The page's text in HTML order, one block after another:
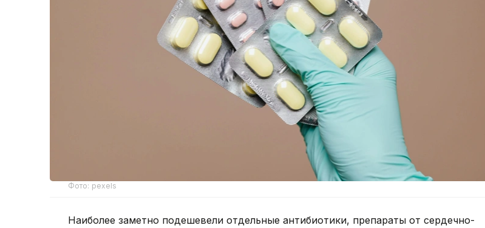
Фото: pexels
Наиболее заметно подешевели отдельные антибиотики, препараты от сердечно-